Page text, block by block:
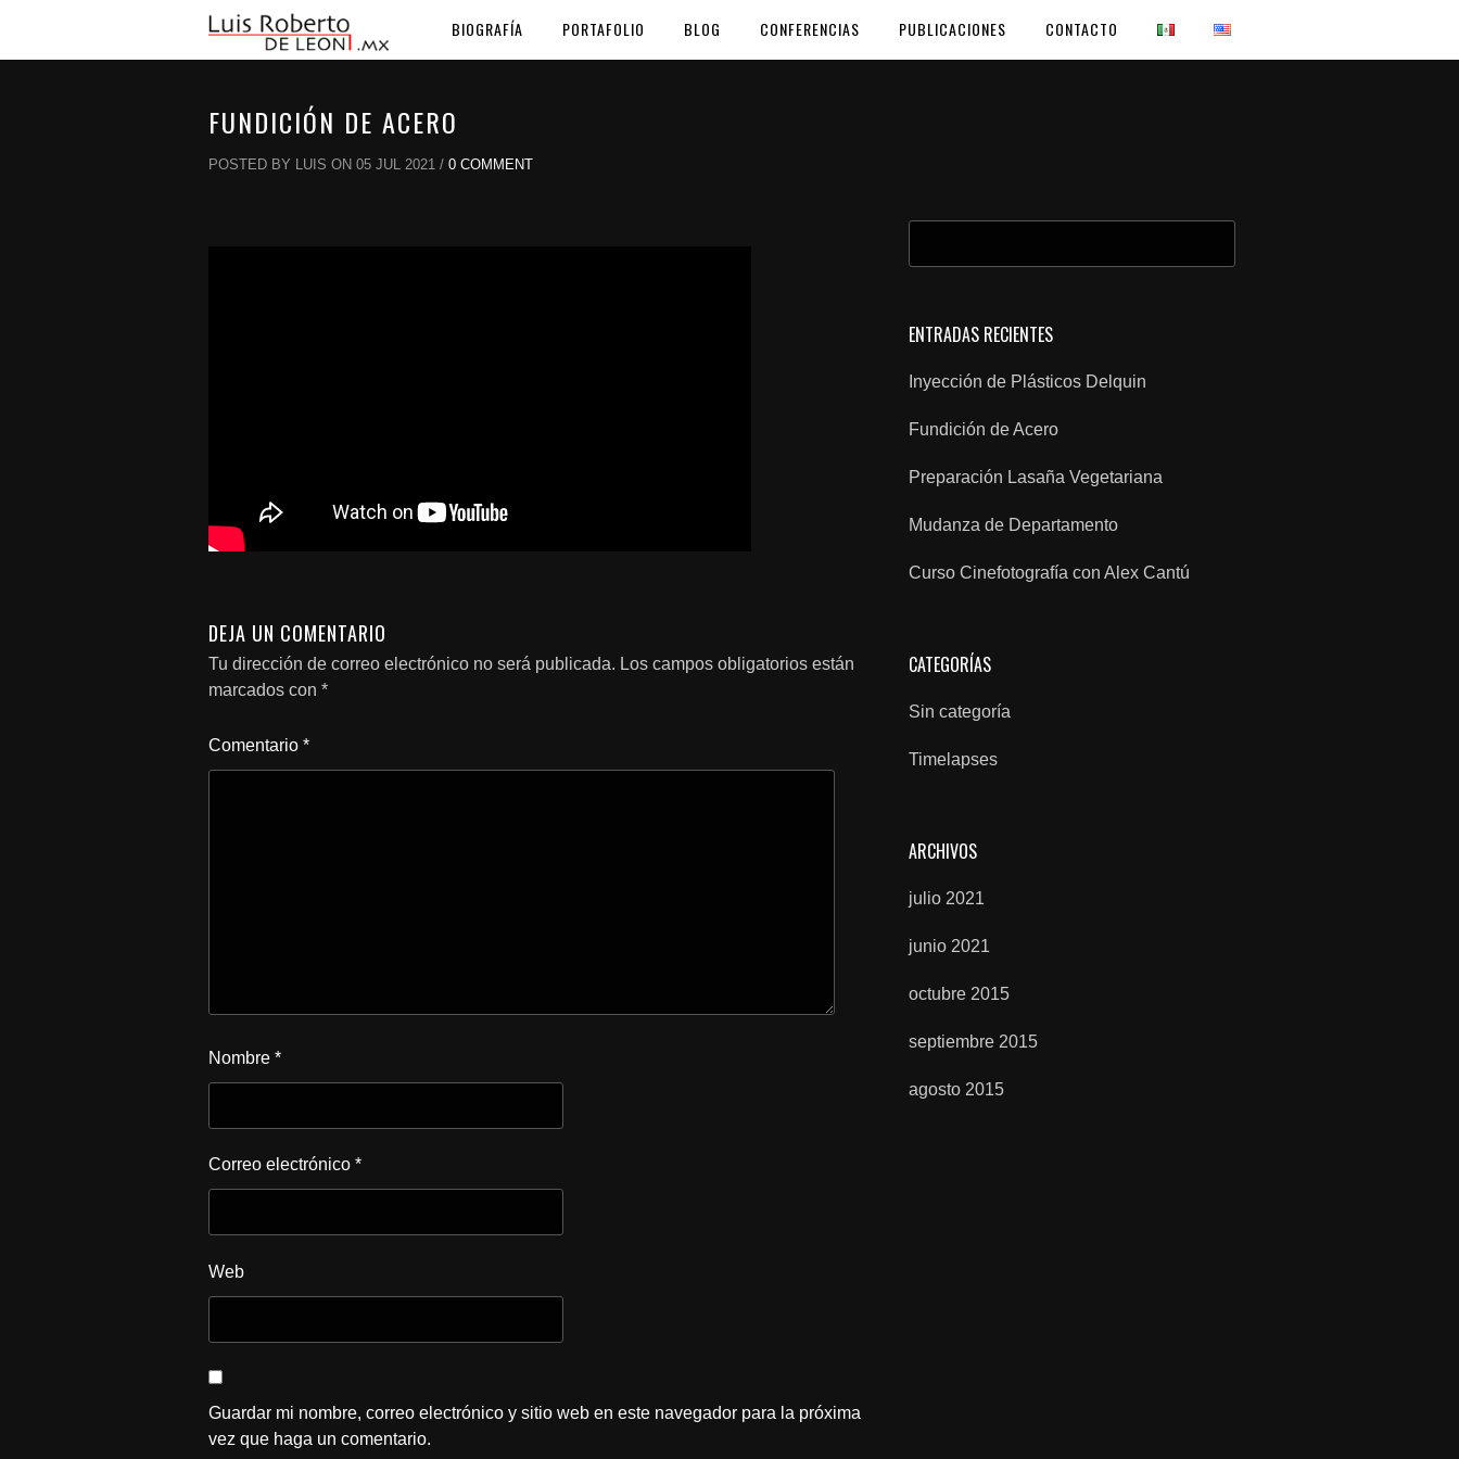
BIOGRAFÍA PORTAFOLIO BLOG CONFERENCIAS PUBLICACIONES CONTACTO
FUNDICIÓN DE ACERO
POSTED BY LUIS ON 05 JUL 2021 / 0 COMMENT
DEJA UN COMENTARIO
Tu dirección de correo electrónico no será publicada. Los campos obligatorios están
marcados con *
Comentario *
Nombre *
Correo electrónico *
Web
Guardar mi nombre, correo electrónico y sitio web en este navegador para la próxima
vez que haga un comentario.
ENTRADAS RECIENTES
Inyección de Plásticos Delquin
Fundición de Acero
Preparación Lasaña Vegetariana
Mudanza de Departamento
Curso Cinefotografía con Alex Cantú
CATEGORÍAS
Sin categoría
Timelapses
ARCHIVOS
julio 2021
junio 2021
octubre 2015
septiembre 2015
agosto 2015